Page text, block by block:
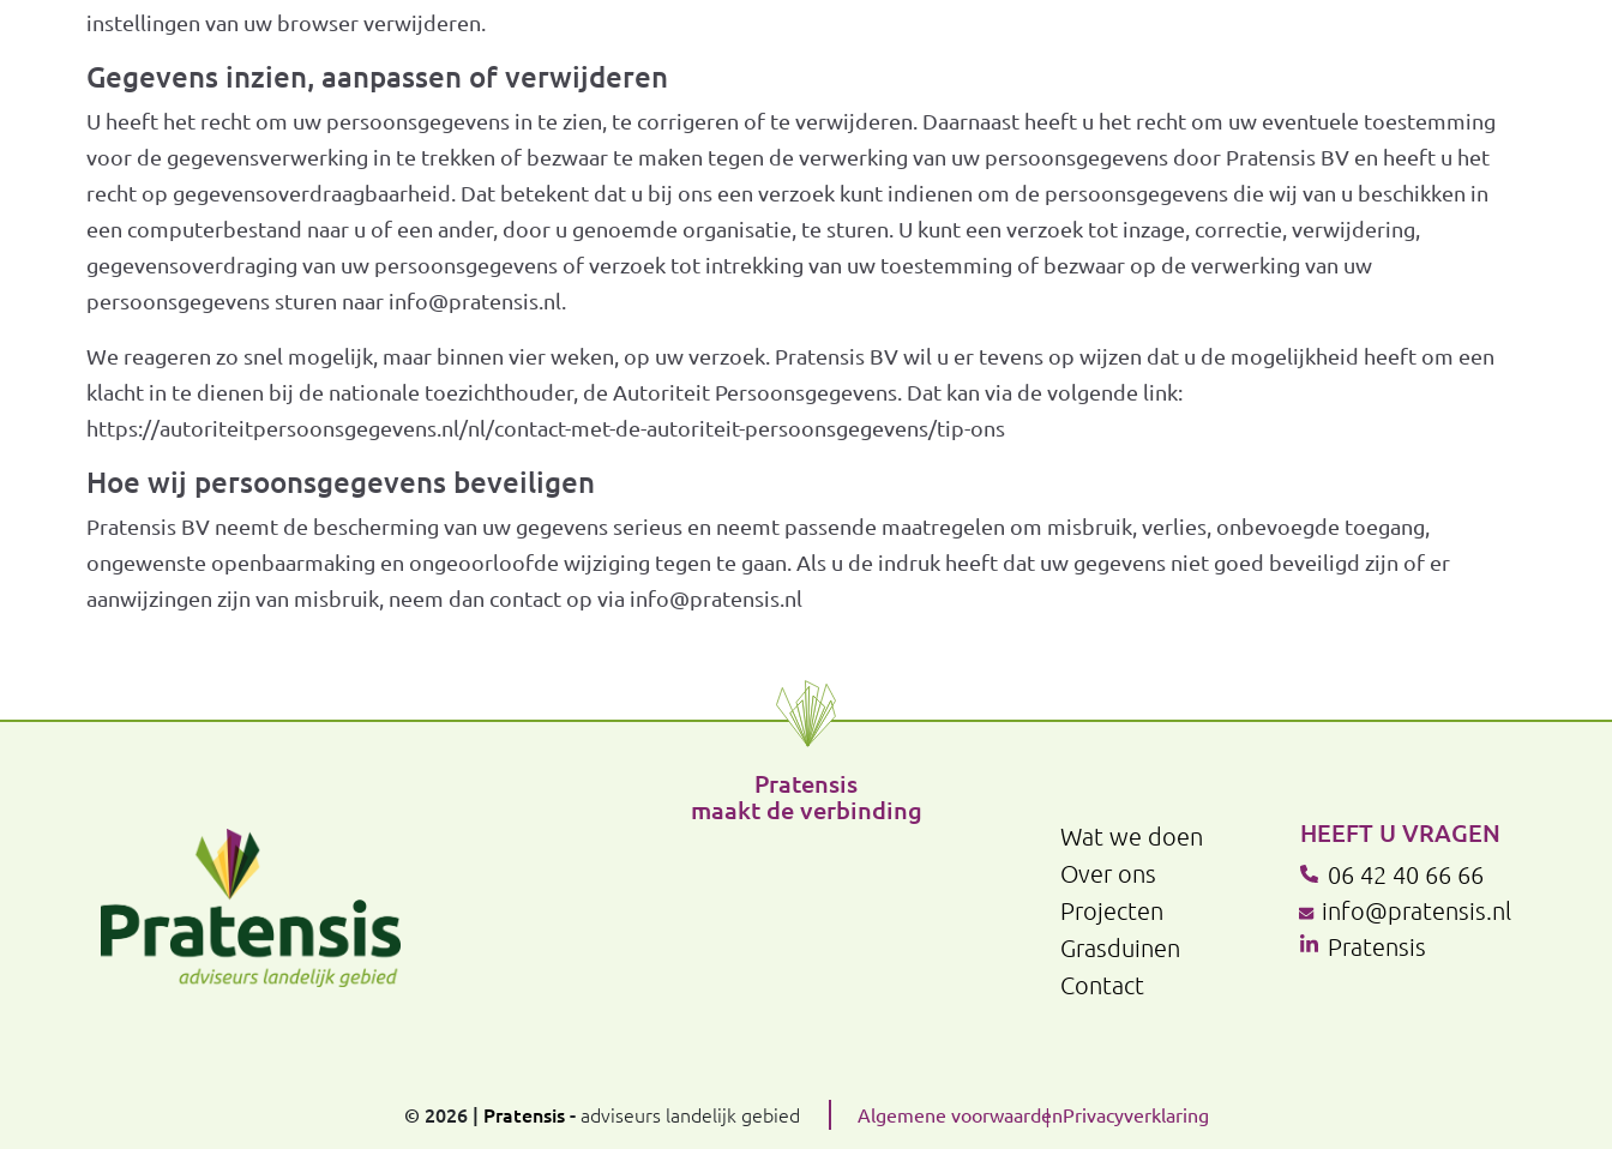
instellingen van uw browser verwijderen.
Gegevens inzien, aanpassen of verwijderen
U heeft het recht om uw persoonsgegevens in te zien, te corrigeren of te verwijderen. Daarnaast heeft u het recht om uw eventuele toestemming
voor de gegevensverwerking in te trekken of bezwaar te maken tegen de verwerking van uw persoonsgegevens door Pratensis BV en heeft u het
recht op gegevensoverdraagbaarheid. Dat betekent dat u bij ons een verzoek kunt indienen om de persoonsgegevens die wij van u beschikken in
een computerbestand naar u of een ander, door u genoemde organisatie, te sturen. U kunt een verzoek tot inzage, correctie, verwijdering,
gegevensoverdraging van uw persoonsgegevens of verzoek tot intrekking van uw toestemming of bezwaar op de verwerking van uw
persoonsgegevens sturen naar info@pratensis.nl.
We reageren zo snel mogelijk, maar binnen vier weken, op uw verzoek. Pratensis BV wil u er tevens op wijzen dat u de mogelijkheid heeft om een
klacht in te dienen bij de nationale toezichthouder, de Autoriteit Persoonsgegevens. Dat kan via de volgende link:
https://autoriteitpersoonsgegevens.nl/nl/contact-met-de-autoriteit-persoonsgegevens/tip-ons
Hoe wij persoonsgegevens beveiligen
Pratensis BV neemt de bescherming van uw gegevens serieus en neemt passende maatregelen om misbruik, verlies, onbevoegde toegang,
ongewenste openbaarmaking en ongeoorloofde wijziging tegen te gaan. Als u de indruk heeft dat uw gegevens niet goed beveiligd zijn of er
aanwijzingen zijn van misbruik, neem dan contact op via info@pratensis.nl
Pratensis
maakt de verbinding
Wat we doen
Over ons
Projecten
Grasduinen
Contact
HEEFT U VRAGEN
06 42 40 66 66
info@pratensis.nl
Pratensis
© 2026 | Pratensis-adviseurs landelijk gebied Algemene voorwaardenPrivacyverklaring